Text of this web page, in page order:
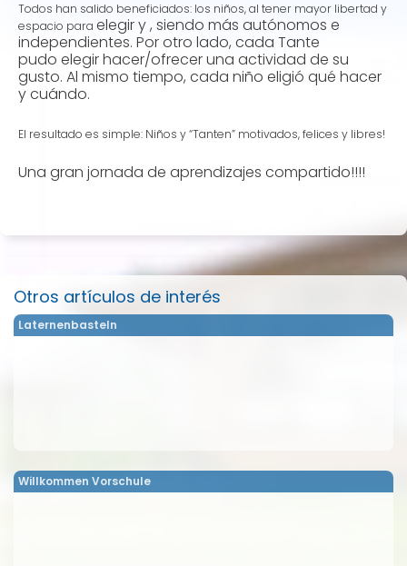
Todos han salido beneficiados: los niños, al tener mayor libertad y
espacio para elegir y , siendo más autónomos e
independientes. Por otro lado, cada Tante
pudo elegir hacer/ofrecer una actividad de su
gusto. Al mismo tiempo, cada niño eligió qué hacer
y cuándo.
El resultado es simple: Niños y “Tanten” motivados, felices y libres!
Una gran jornada de aprendizajes compartido!!!!
Otros artículos de interés
Laternenbasteln
Willkommen Vorschule